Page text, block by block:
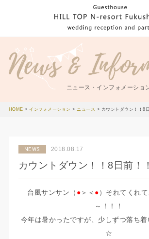
ニュース・インフォメーショ
HOME > インフォメーション >ニュース > カウントダウン！！8
NEWS 2018.08.17
カウントダウン！！8日前！！
台風サンサン（ ●＞＜ ●）それてくれ
～！！！
今年は暑かったですが、少しずつ落ち
☆